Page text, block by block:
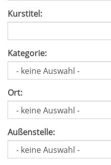
Kurstitel:
Kategorie:
Ort:
Außenstelle: